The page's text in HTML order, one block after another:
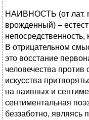
НАИВНОСТЬ (от лат.
врожденный) –
непосредственность,
В отрицательном
это восстание
человечества
искусства
на наивных и
сентиментальная
беззаботно, являясь